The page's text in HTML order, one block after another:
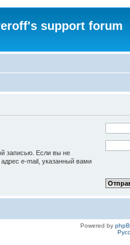
support forum
записью. Если вы не
e-mail, указанный вами
Powered by